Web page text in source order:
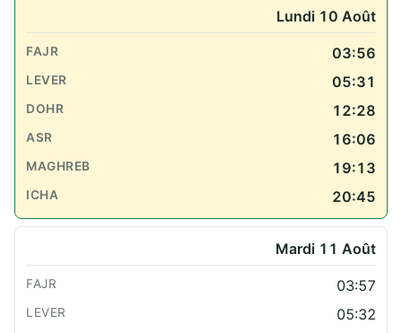
Lundi 10 Août
03:56
05:31
12:28
16:06
19:13
20:45
Mardi 11 Août
03:57
05:32